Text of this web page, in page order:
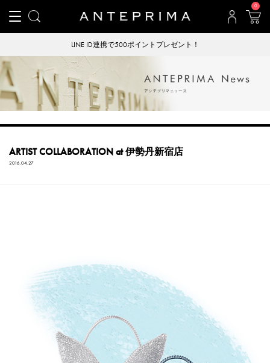
0
LINE ID連携で500ポイントプレゼント！
ARTIST COLLABORATION at 伊勢丹新宿店
2016.04.27